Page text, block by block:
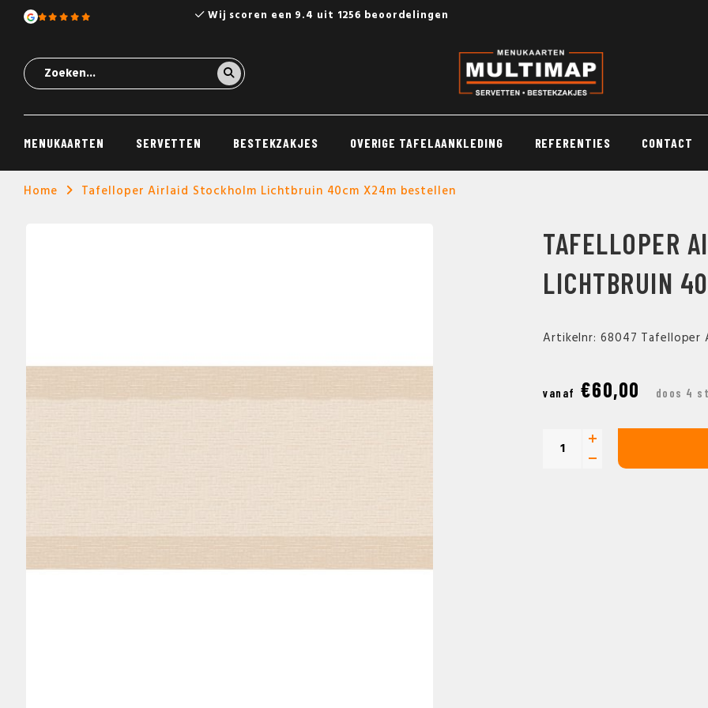
Wij scoren een 9.4 uit 1256 beoordelingen
MENUKAARTEN SERVETTEN BESTEKZAKJES OVERIGE TAFELAANKLEDING REFERENTIES CONTACT
Home Tafelloper Airlaid Stockholm Lichtbruin 40cm X24m bestellen
TAFELLOPER
LICHTBRUIN
Artikelnr: 68047 Tafelloper
vanaf €60,00 doos 4